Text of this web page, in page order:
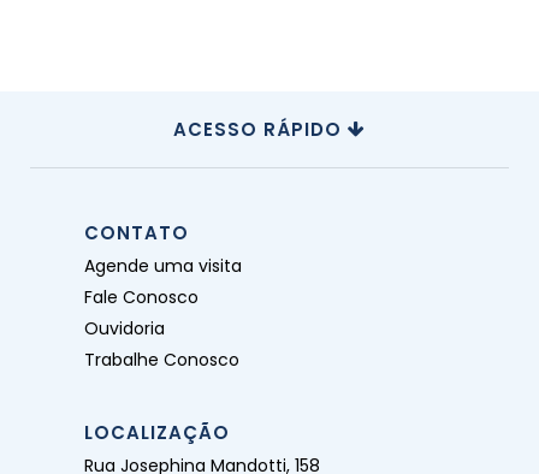
ACESSO RÁPIDO
CONTATO
Agende uma visita
Fale Conosco
Ouvidoria
Trabalhe Conosco
LOCALIZAÇÃO
Rua Josephina Mandotti, 158